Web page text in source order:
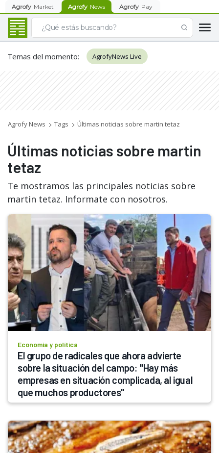
Agrofy Market Agrofy News Agrofy Pay
Temas del momento: AgrofyNews Live
Agrofy News Tags Últimas noticias sobre martin tetaz
Últimas noticias sobre martin
tetaz
Te mostramos las principales noticias sobre
martin tetaz. Informate con nosotros.
Economía y política
El grupo de radicales que ahora advierte
sobre la situación del campo: "Hay más
empresas en situación complicada, al igual
que muchos productores"